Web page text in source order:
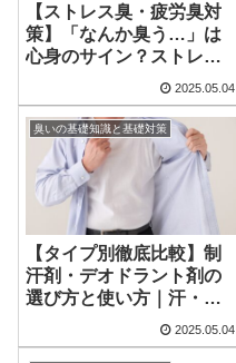
【ストレス臭・疲労臭対
策】「なんか臭う…」は
心身のサイン？ストレ
ス・睡眠と体臭の関係
2025.05.04
臭いの基礎知識と基礎対策
【タイプ別徹底比較】制
汗剤・デオドラント剤の
選び方と使い方｜汗・加
齢臭・ワキガ対策に
2025.05.04